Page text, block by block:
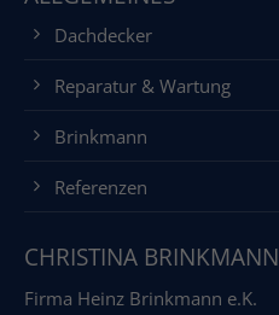
Dachdecker
Reparatur & Wartung
Brinkmann
Referenzen
CHRISTINA BRINKMANN
Firma Heinz Brinkmann e.K.